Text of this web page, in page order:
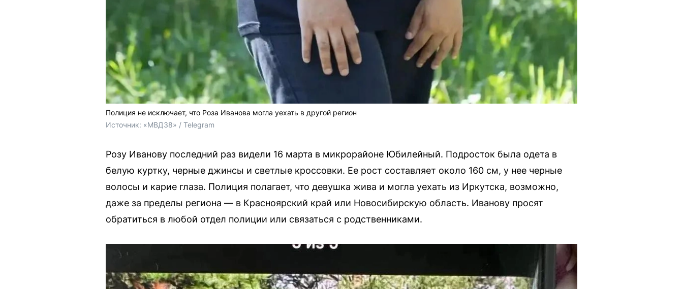
Полиция не исключает, что Роза Иванова могла уехать в другой регион
Источник: «МВД38» / Telegram
Розу Иванову последний раз видели 16 марта в микрорайоне Юбилейный. Подросток была одета в
белую куртку, черные джинсы и светлые кроссовки. Ее рост составляет около 160 см, у нее черные
волосы и карие глаза. Полиция полагает, что девушка жива и могла уехать из Иркутска, возможно,
даже за пределы региона — в Красноярский край или Новосибирскую область. Иванову просят
обратиться в любой отдел полиции или связаться с родственниками.